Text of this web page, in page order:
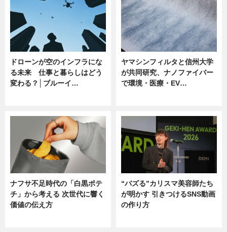
ドローンが空のインフラにな
る未来 仕事と暮らしはどう
変わる？│ブルーイ…
ヤマシンフィルタと信州大学
が共同研究、ナノファイバー
で環境・医療・EV…
ナフサ不足時代の「白黒ポテ
チ」から考える 次世代に響く
価値の伝え方
“バズる”カリスマ美容師たち
が明かす 引きつけるSNS動画
の作り方